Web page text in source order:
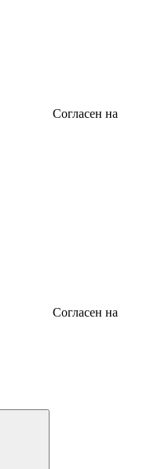
Согласен на
Согласен на